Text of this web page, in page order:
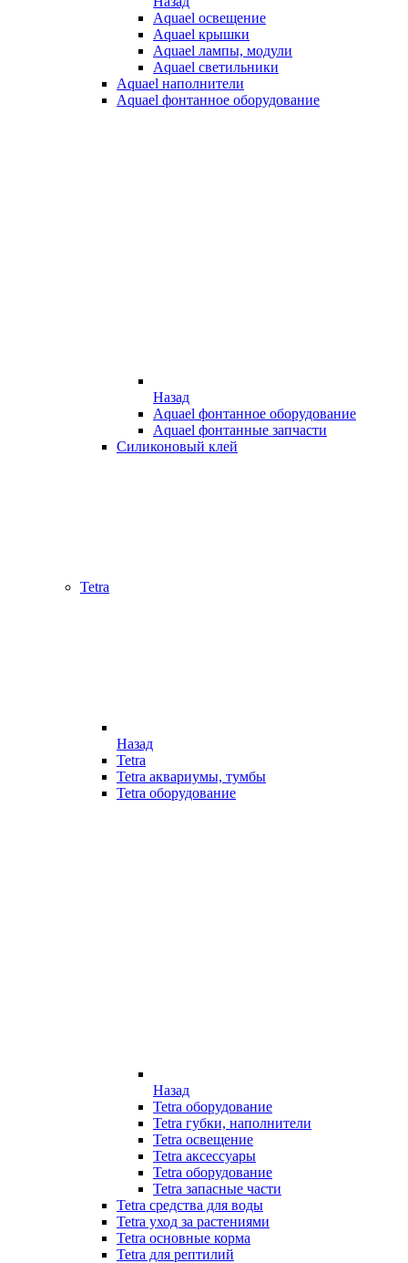
Aquael освещение
Aquael крышки
Aquael лампы, модули
Aquael светильники
Aquael наполнители
Aquael фонтанное оборудование
Назад
Aquael фонтанное оборудование
Aquael фонтанные запчасти
Силиконовый клей
Tetra
Назад
Tetra
Tetra аквариумы, тумбы
Tetra оборудование
Назад
Tetra оборудование
Tetra губки, наполнители
Tetra освещение
Tetra аксессуары
Tetra оборудование
Tetra запасные части
Tetra средства для воды
Tetra уход за растениями
Tetra основные корма
Tetra для рептилий